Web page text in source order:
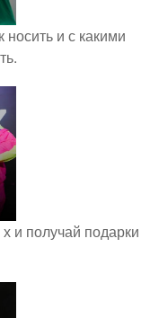
носить и с какими
и получай подарки